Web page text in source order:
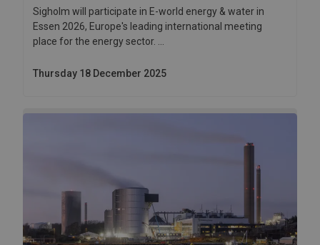
Sigholm will participate in E-world energy & water in
Essen 2026, Europe's leading international meeting
place for the energy sector. ...
Thursday 18 December 2025